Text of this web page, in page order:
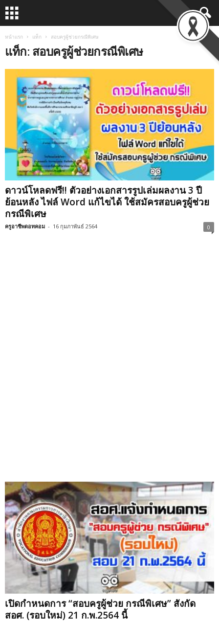
หน้าแรก แท็ก สอบครูผู้ช่วยกรณีพิเศษ
แท็ก: สอบครูผู้ช่วยกรณีพิเศษ
ดาวน์โหลดฟรี!! ตัวอย่างเอกสารรูปเล่มผลงาน 3 ปี
ย้อนหลัง ไฟล์ Word แก้ไขได้ ใช้สมัครสอบครูผู้ช่วย
กรณีพิเศษ
ครูอาชีพดอทคอม - 16 กุมภาพันธ์ 2564 0
เปิดกำหนดการ “สอบครูผู้ช่วย กรณีพิเศษ” สังกัด
สอศ. (รอบใหม่) 21 ก.พ.2564 นี้